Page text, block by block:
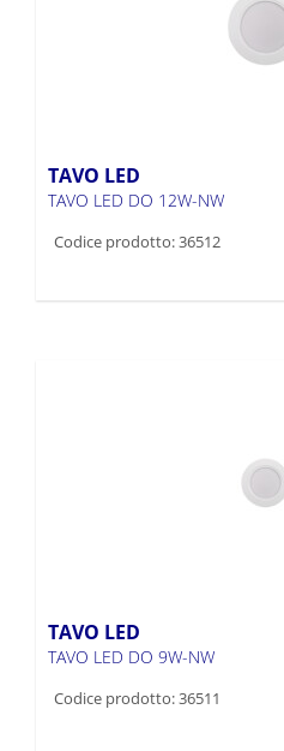
TAVO LED
TAVO LED DO 12W-NW
Codice prodotto: 36512
TAVO LED
TAVO LED DO 9W-NW
Codice prodotto: 36511